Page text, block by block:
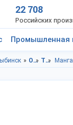
22 708
Российских
Промышленная
Отдых Туризм